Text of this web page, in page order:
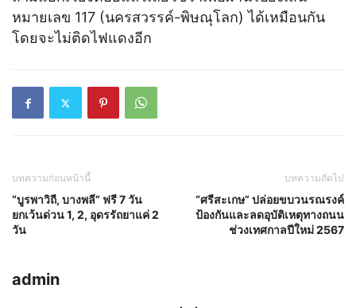
หมายเลข 117 (นครสวรรค์-พิษณุโลก) ได้เหมือนกัน
โดยจะไม่ติดไฟแดงอีก
บทความก่อนหน้านี้
“บูรพาวิถี, บางพลี” ฟรี 7 วัน
ยกเว้นด่วน 1, 2, อุดรรัถยาแค่ 2
วัน
บทความถัดไป
“ศรีสะเกษ” ปล่อยขบวนรณรงค์
ป้องกันและลดอุบัติเหตุทางถนน
ช่วงเทศกาลปีใหม่ 2567
admin